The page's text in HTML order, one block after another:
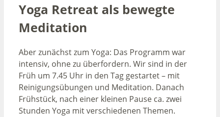
Yoga Retreat als bewegte
Meditation
Aber zunächst zum Yoga: Das Programm war
intensiv, ohne zu überfordern. Wir sind in der
Früh um 7.45 Uhr in den Tag gestartet – mit
Reinigungsübungen und Meditation. Danach
Frühstück, nach einer kleinen Pause ca. zwei
Stunden Yoga mit verschiedenen Themen.